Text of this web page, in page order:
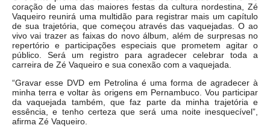
coração de uma das maiores festas da cultura nordestina, Zé
Vaqueiro reunirá uma multidão para registrar mais um capítulo
de sua trajetória, que começou através das vaquejadas. O ao
vivo vai trazer as faixas do novo álbum, além de surpresas no
repertório e participações especiais que prometem agitar o
público. Será um registro para agradecer celebrar toda a
carreira de Zé Vaqueiro e sua conexão com a vaquejada.
“Gravar esse DVD em Petrolina é uma forma de agradecer à
minha terra e voltar às origens em Pernambuco. Vou participar
da vaquejada também, que faz parte da minha trajetória e
essência, e tenho certeza que será uma noite inesquecível”,
afirma Zé Vaqueiro.